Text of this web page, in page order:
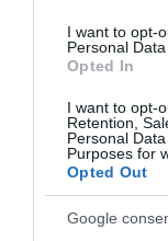
I want to opt-
Personal
Opted In
I want to opt-
Retention,
Personal
Purposes for
Opted Out
Google
"Az ember,
sújtott